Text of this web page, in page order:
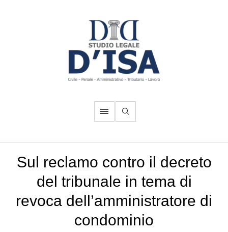
Sul reclamo contro il decreto
del tribunale in tema di
revoca dell’amministratore di
condominio